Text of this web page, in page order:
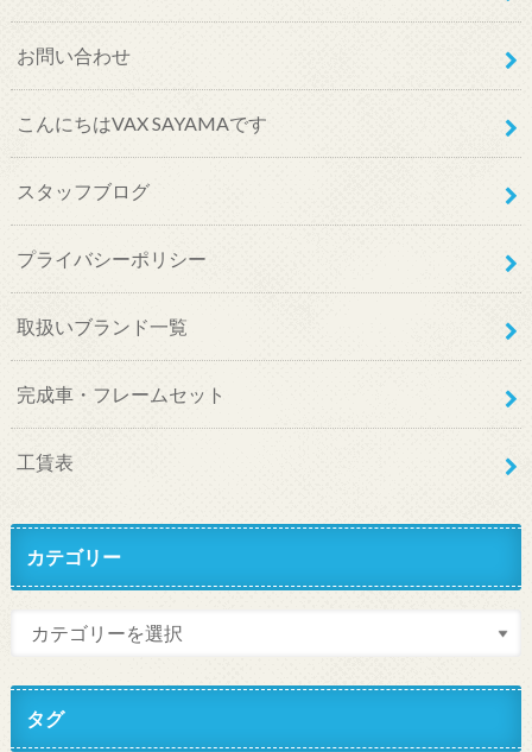
お問い合わせ
こんにちはVAX SAYAMAです
スタッフブログ
プライバシーポリシー
取扱いブランド一覧
完成車・フレームセット
工賃表
カテゴリー
タグ